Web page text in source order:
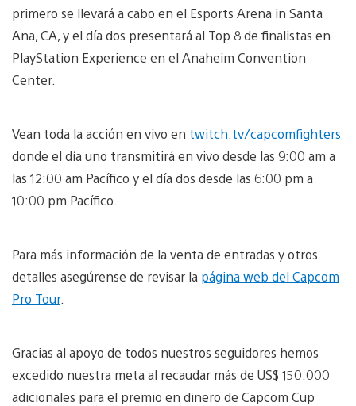
primero se llevará a cabo en el Esports Arena in Santa
Ana, CA, y el día dos presentará al Top 8 de finalistas en
PlayStation Experience en el Anaheim Convention
Center.
Vean toda la acción en vivo en twitch.tv/capcomfighters
donde el día uno transmitirá en vivo desde las 9:00 am a
las 12:00 am Pacífico y el día dos desde las 6:00 pm a
10:00 pm Pacífico.
Para más información de la venta de entradas y otros
detalles asegúrense de revisar la página web del Capcom
Pro Tour.
Gracias al apoyo de todos nuestros seguidores hemos
excedido nuestra meta al recaudar más de US$ 150.000
adicionales para el premio en dinero de Capcom Cup